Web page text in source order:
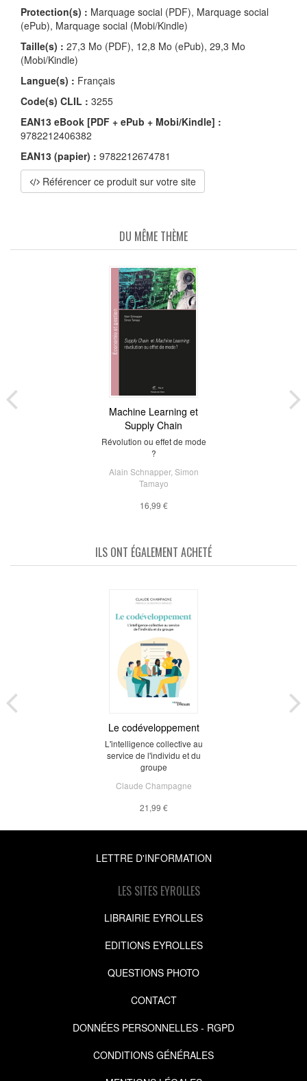
Protection(s) : Marquage social (PDF), Marquage social
(ePub), Marquage social (Mobi/Kindle)
Taille(s) : 27,3 Mo (PDF), 12,8 Mo (ePub), 29,3 Mo
(Mobi/Kindle)
Langue(s) : Français
Code(s) CLIL : 3255
EAN13 eBook [PDF + ePub + Mobi/Kindle] :
9782212406382
EAN13 (papier) : 9782212674781
Référencer ce produit sur votre site
DU MÊME THÈME
Machine Learning et
Supply Chain
Révolution ou effet de mode
?
Alain Schnapper, Simon
Tamayo
16,99 €
ILS ONT ÉGALEMENT ACHETÉ
Le codéveloppement
L'intelligence collective au
service de l'individu et du
groupe
Claude Champagne
21,99 €
LETTRE D'INFORMATION
LES SITES EYROLLES
LIBRAIRIE EYROLLES
EDITIONS EYROLLES
QUESTIONS PHOTO
CONTACT
DONNÉES PERSONNELLES - RGPD
CONDITIONS GÉNÉRALES